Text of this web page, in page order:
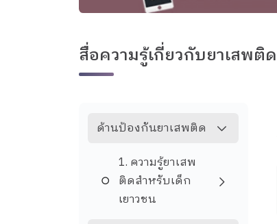
สื่อความรู้เกี่ยวกับยาเสพติด
ด้านป้องกันยาเสพติด
1. ความรู้ยาเสพ
ติดสำหรับเด็ก
เยาวชน